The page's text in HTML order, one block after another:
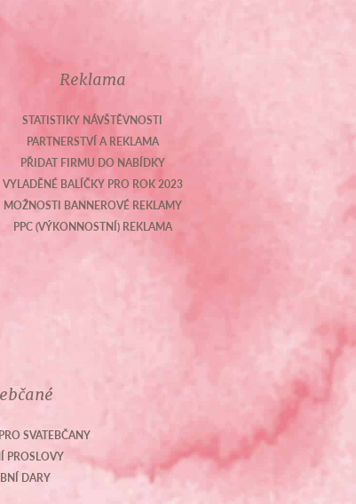
Reklama
STATISTIKY NÁVŠTĚVNOSTI
PARTNERSTVÍ A REKLAMA
PŘIDAT FIRMU DO NABÍDKY
VYLADĚNÉ BALÍČKY PRO ROK 2023
MOŽNOSTI BANNEROVÉ REKLAMY
PPC (VÝKONNOSTNÍ) REKLAMA
SVATEBČANY
PROSLOVY
DARY